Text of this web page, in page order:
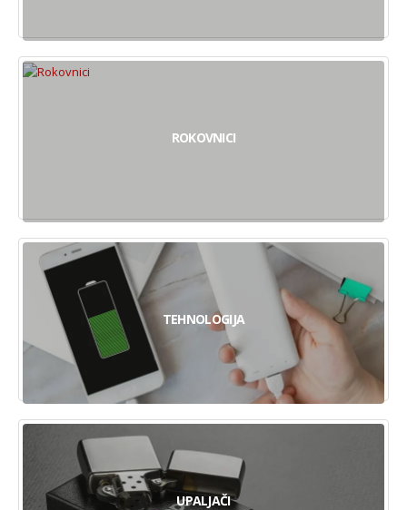
ROKOVNICI
TEHNOLOGIJA
UPALJAČI